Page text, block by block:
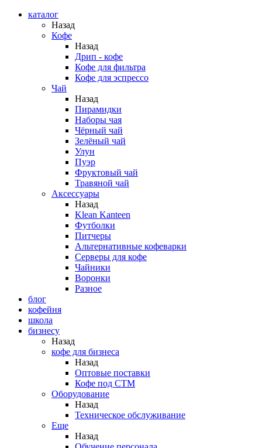
каталог
Назад
Кофе
Назад
Дрип - кофе
Кофе для фильтра
Кофе для эспрессо
Чай
Назад
Пирамидки
Наборы чая
Чёрный чай
Зелёный чай
Улун
Пуэр
Фруктовый чай
Травяной чай
Аксессуары
Назад
Klean Kanteen
Футболки
Питчеры
Альтернативные кофеварки
Серверы для кофе
Чайники
Воронки
Разное
блог
кофейня
школа
бизнесу
Назад
кофе для бизнеса
Назад
Оптовые поставки
Кофе под СТМ
Оборудование
Назад
Техническое обслуживание
Еще
Назад